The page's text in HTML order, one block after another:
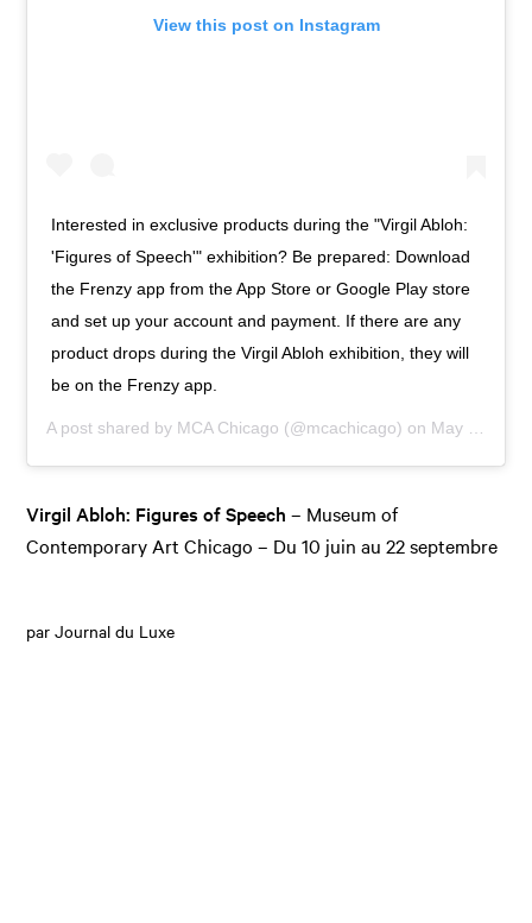
View this post on Instagram
Interested in exclusive products during the "Virgil Abloh:
'Figures of Speech'" exhibition? Be prepared: Download
the Frenzy app from the App Store or Google Play store
and set up your account and payment. If there are any
product drops during the Virgil Abloh exhibition, they will
be on the Frenzy app.
A post shared by MCA Chicago (@mcachicago) on May 23, 2019 at 10:08am PDT
Virgil Abloh: Figures of Speech – Museum of
Contemporary Art Chicago – Du 10 juin au 22 septembre
par Journal du Luxe